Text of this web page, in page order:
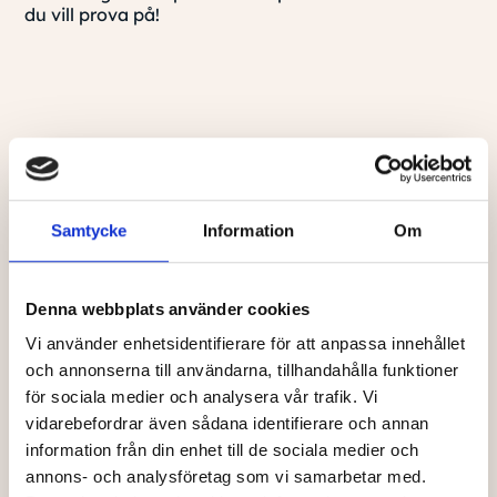
Samtycke Information Om
Denna webbplats använder cookies
Vi använder enhetsidentifierare för att anpassa innehållet
och annonserna till användarna, tillhandahålla funktioner
för sociala medier och analysera vår trafik. Vi
vidarebefordrar även sådana identifierare och annan
information från din enhet till de sociala medier och
annons- och analysföretag som vi samarbetar med.
du vill prova på!